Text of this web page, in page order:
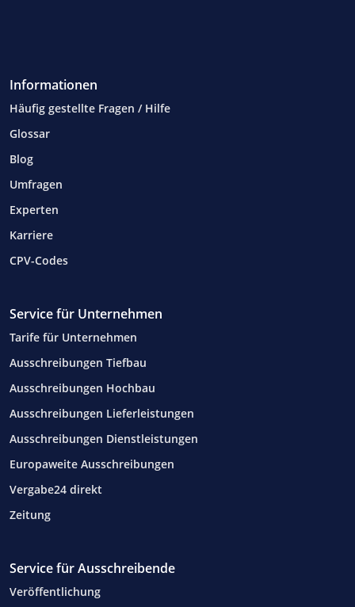
Informationen
Häufig gestellte Fragen / Hilfe
Glossar
Blog
Umfragen
Experten
Karriere
CPV-Codes
Service für Unternehmen
Tarife für Unternehmen
Ausschreibungen Tiefbau
Ausschreibungen Hochbau
Ausschreibungen Lieferleistungen
Ausschreibungen Dienstleistungen
Europaweite Ausschreibungen
Vergabe24 direkt
Zeitung
Service für Ausschreibende
Veröffentlichung